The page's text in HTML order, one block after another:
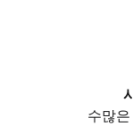
수많은